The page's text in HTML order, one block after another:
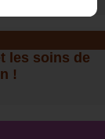
les soins de
!